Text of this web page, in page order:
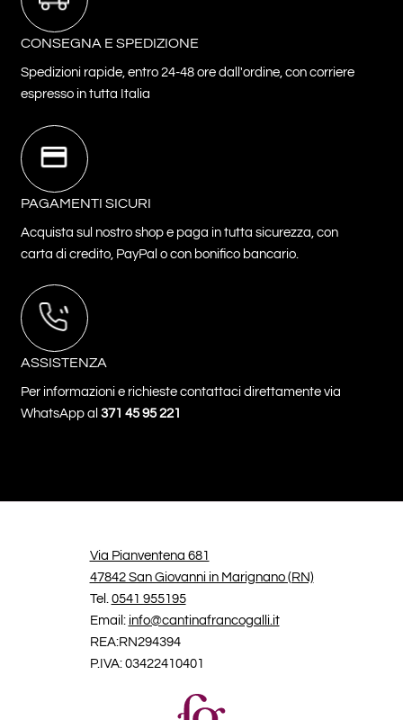
CONSEGNA E SPEDIZIONE
Spedizioni rapide, entro 24-48 ore dall'ordine, con corriere
espresso in tutta Italia
PAGAMENTI SICURI
Acquista sul nostro shop e paga in tutta sicurezza, con
carta di credito, PayPal o con bonifico bancario.
ASSISTENZA
Per informazioni e richieste contattaci direttamente via
WhatsApp al 371 45 95 221
Via Pianventena 681
47842 San Giovanni in Marignano (RN)
Tel. 0541 955195
Email: info@cantinafrancogalli.it
REA:RN294394
P.IVA: 03422410401